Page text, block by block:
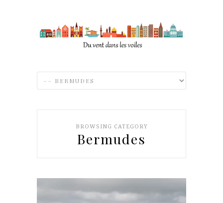
BROWSING CATEGORY
Bermudes